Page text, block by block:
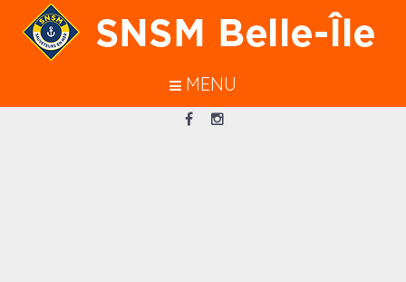
En poursuivant votre navigation sur
ce site, vous acceptez l’utilisation de
cookies pour vous garantir une
meilleure navigation.
MENU